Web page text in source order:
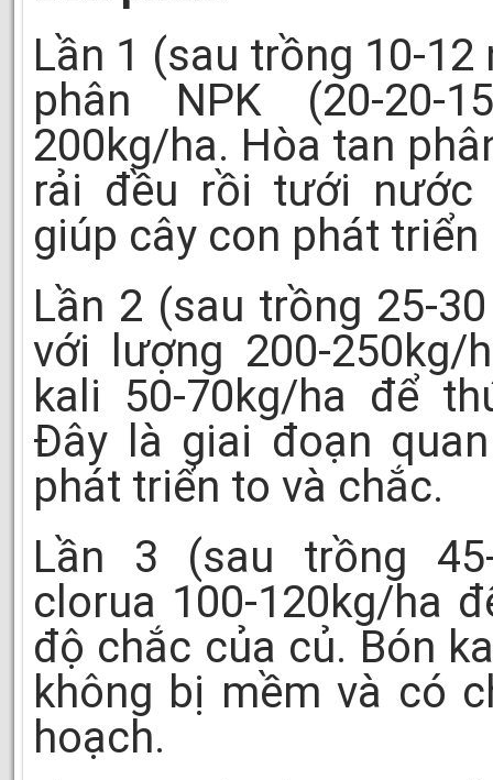
Lần 1 (sau trồng 10-
phân NPK (20-20-
200kg/ha. Hòa tan
rải đều rồi tưới nước
giúp cây con phát
Lần 2 (sau trồng 25-
với lượng 200-250kg/
kali 50-70kg/ha để
Đây là giai đoạn
phát triển to và chắc.
Lần 3 (sau trồng
clorua 100-120kg/ha
độ chắc của củ. Bón
không bị mềm và có
hoạch.